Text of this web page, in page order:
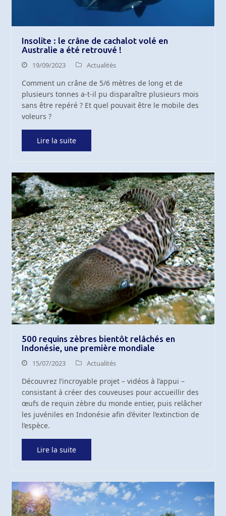
Insolite : le crâne de cachalot volé en
Australie a été retrouvé !
19/09/2023 Actualités
Comment un crâne de 5/6 mètres de long et de
plusieurs tonnes a-t-il pu disparaître plusieurs mois
sans être repéré ? Et quel pouvait être le mobile des
voleurs ?
Lire la suite
500 requins zèbres bientôt relâchés en
Indonésie, une première mondiale
15/07/2023 Actualités
Découvrez l’incroyable projet – vidéos à l’appui –
consistant à créer des couveuses pour accueillir des
œufs de requin zèbre du monde entier, puis relâcher
les juvéniles en Indonésie afin d’éviter l’extinction de
l’espèce.
Lire la suite